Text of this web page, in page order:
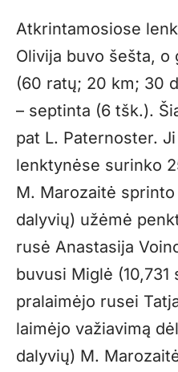
Atkrintamosiose
Olivija buvo šešta,
(60 ratų; 20 km; 30
– septinta (6 tšk.).
pat L. Paternoster.
lenktynėse surinko
M. Marozaitė
dalyvių) užėmė
rusė Anastasija
buvusi Miglė
pralaimėjo rusei
laimėjo važiavimą
dalyvių) M.